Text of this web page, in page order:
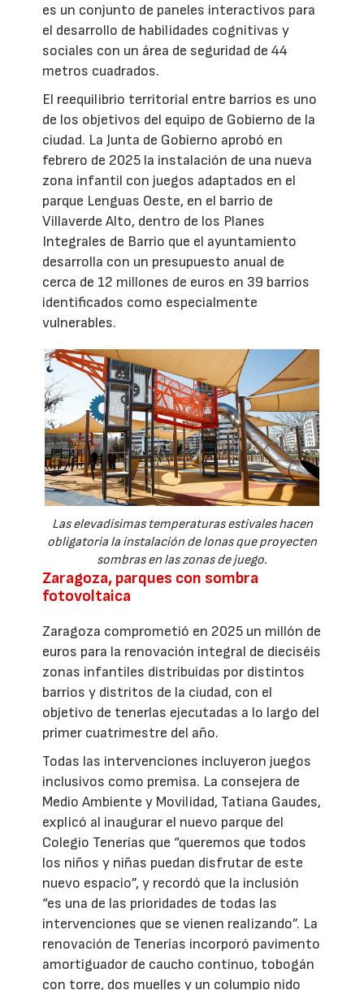
es un conjunto de paneles interactivos para
el desarrollo de habilidades cognitivas y
sociales con un área de seguridad de 44
metros cuadrados.
El reequilibrio territorial entre barrios es uno
de los objetivos del equipo de Gobierno de la
ciudad. La Junta de Gobierno aprobó en
febrero de 2025 la instalación de una nueva
zona infantil con juegos adaptados en el
parque Lenguas Oeste, en el barrio de
Villaverde Alto, dentro de los Planes
Integrales de Barrio que el ayuntamiento
desarrolla con un presupuesto anual de
cerca de 12 millones de euros en 39 barrios
identificados como especialmente
vulnerables.
Las elevadísimas temperaturas estivales hacen
obligatoria la instalación de lonas que proyecten
sombras en las zonas de juego.
Zaragoza, parques con sombra
fotovoltaica
Zaragoza comprometió en 2025 un millón de
euros para la renovación integral de dieciséis
zonas infantiles distribuidas por distintos
barrios y distritos de la ciudad, con el
objetivo de tenerlas ejecutadas a lo largo del
primer cuatrimestre del año.
Todas las intervenciones incluyeron juegos
inclusivos como premisa. La consejera de
Medio Ambiente y Movilidad, Tatiana Gaudes,
explicó al inaugurar el nuevo parque del
Colegio Tenerías que “queremos que todos
los niños y niñas puedan disfrutar de este
nuevo espacio”, y recordó que la inclusión
“es una de las prioridades de todas las
intervenciones que se vienen realizando”. La
renovación de Tenerías incorporó pavimento
amortiguador de caucho continuo, tobogán
con torre, dos muelles y un columpio nido